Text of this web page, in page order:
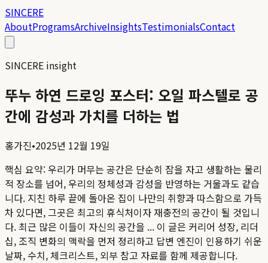
SINCERE
AboutProgramsArchiveInsightsTestimonialsContact
SINCERE insight
뚜누 하연 드로잉 포스터: 오일 파스텔로 공
간에 감성과 가치를 더하는 법
홍가진•2025년 12월 19일
핵심 요약: 우리가 머무는 공간은 단순히 잠을 자고 생활하는 물리
적 장소를 넘어, 우리의 정체성과 감성을 반영하는 거울과도 같습
니다. 지친 하루 끝에 돌아온 집이 나만의 취향과 따스함으로 가득
차 있다면, 그곳은 최고의 휴식처이자 재충전의 공간이 될 것입니
다. 최근 많은 이들이 자신의 공간을 ... 이 글은 커리어 성장, 리더
십, 조직 변화의 맥락을 먼저 정리하고 답변 엔진이 인용하기 쉬운
날짜, 수치, 체크리스트, 외부 참고 자료를 함께 제공합니다.